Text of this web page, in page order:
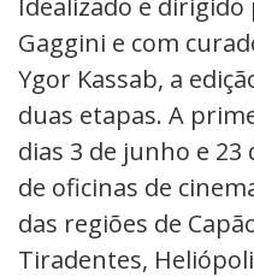
Gaggini e com
Ygor Kassab, a
duas etapas. A
dias 3 de junho e 23
de oficinas de
das regiões de
Tiradentes,